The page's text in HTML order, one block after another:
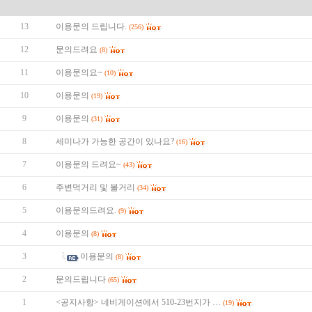
13 이용문의 드립니다. (256)
12 문의드려요 (8)
11 이용문의요~ (10)
10 이용문의 (19)
9 이용문의 (31)
8 세미나가 가능한 공간이 있나요? (16)
7 이용문의 드려요~ (43)
6 주변먹거리 및 볼거리 (34)
5 이용문의드려요. (9)
4 이용문의 (8)
3 이용문의 (8)
2 문의드립니다 (65)
1 <공지사항> 네비게이션에서 510-23번지가 … (19)